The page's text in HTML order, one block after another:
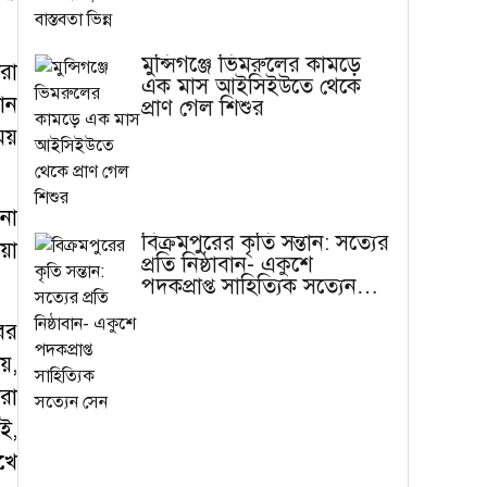
মুন্সিগঞ্জে ভিমরুলের কামড়ে
এক মাস আইসিইউতে থেকে
প্রাণ গেল শিশুর
বিক্রমপুরের কৃতি সন্তান: সত্যের
প্রতি নিষ্ঠাবান- একুশে
পদকপ্রাপ্ত সাহিত্যিক সত্যেন